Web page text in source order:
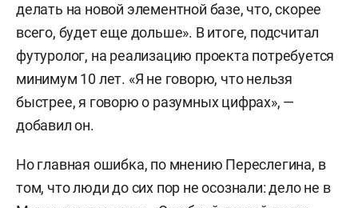
делать на новой элементной базе, что, скорее
всего, будет еще дольше». В итоге, подсчитал
футуролог, на реализацию проекта потребуется
минимум 10 лет. «Я не говорю, что нельзя
быстрее, я говорю о разумных цифрах», —
добавил он.
Но главная ошибка, по мнению Переслегина, в
том, что люди до сих пор не осознали: дело не в